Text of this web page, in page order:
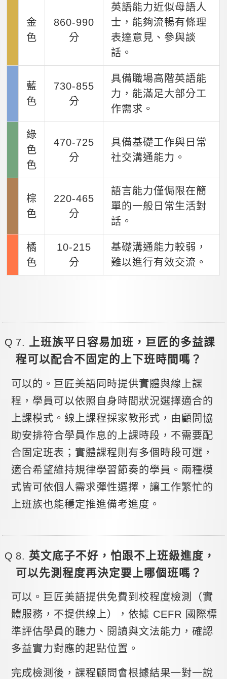
金
色
860-990
分
英語能力近似母語人
士，能夠流暢有條理
表達意見、參與談
話。
藍
色
730-855
分
具備職場高階英語能
力，能滿足大部分工
作需求。
綠
色
色
470-725
分
具備基礎工作與日常
社交溝通能力。
棕
色
220-465
分
語言能力僅侷限在簡
單的一般日常生活對
話。
橘
色
10-215
分
基礎溝通能力較弱，
難以進行有效交流。
上班族平日容易加班，巨匠的多益課
程可以配合不固定的上下班時間嗎？
可以的。巨匠美語同時提供實體與線上課
程，學員可以依照自身時間狀況選擇適合的
上課模式。線上課程採家教形式，由顧問協
助安排符合學員作息的上課時段，不需要配
合固定班表；實體課程則有多個時段可選，
適合希望維持規律學習節奏的學員。兩種模
式皆可依個人需求彈性選擇，讓工作繁忙的
上班族也能穩定推進備考進度。
英文底子不好，怕跟不上班級進度，
可以先測程度再決定要上哪個班嗎？
可以。巨匠美語提供免費到校程度檢測（實
體服務，不提供線上），依據 CEFR 國際標
準評估學員的聽力、閱讀與文法能力，確認
多益實力對應的起點位置。
完成檢測後，課程顧問會根據結果一對一說